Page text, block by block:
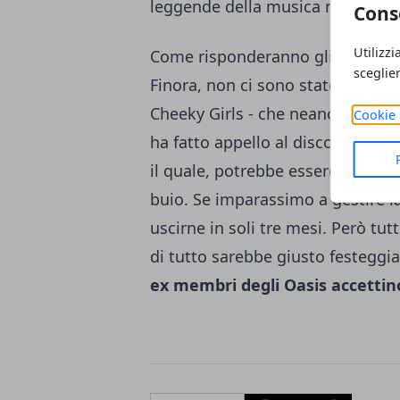
Cookie
leggende della musica nella line-
Come risponderanno gli ex
Finora, non ci sono state
Cheeky Girls - che neanche
ha fatto appello al discorso del
il quale, potrebbe esserci luce
buio. Se imparassimo a gestire
uscirne in soli tre mesi. Però
di tutto sarebbe giusto
ex membri degli Oasis